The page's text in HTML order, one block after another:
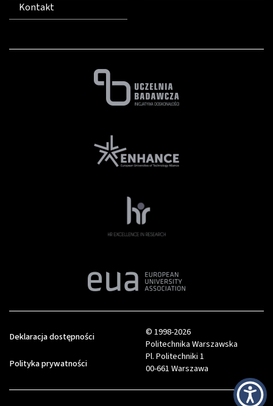
Kontakt
© 1998-2026
Politechnika Warszawska
Pl. Politechniki 1
00-661 Warszawa
Deklaracja dostępności
Polityka prywatności